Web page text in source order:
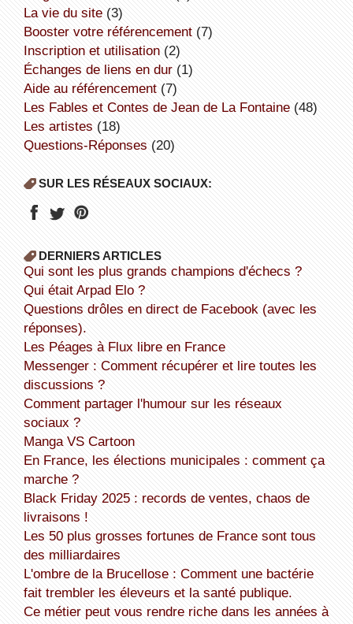
la vie du site(3)
booster votre référencement(7)
inscription et utilisation(2)
échanges de liens en dur(1)
aide au référencement(7)
Les Fables et Contes de Jean de La Fontaine(48)
Les artistes (18)
Questions-Réponses (20)
SUR LES RÉSEAUX SOCIAUX:
DERNIERS ARTICLES
Qui sont les plus grands champions d'échecs ?
Qui était Arpad Elo ?
Questions drôles en direct de Facebook (avec les
réponses).
Les Péages à Flux libre en France
Messenger : Comment récupérer et lire toutes les
discussions ?
Comment partager l'humour sur les réseaux
sociaux ?
Manga VS Cartoon
En France, les élections municipales : comment ça
marche ?
Black Friday 2025 : records de ventes, chaos de
livraisons !
Les 50 plus grosses fortunes de France sont tous
des milliardaires
L'ombre de la Brucellose : Comment une bactérie
fait trembler les éleveurs et la santé publique.
Ce métier peut vous rendre riche dans les années à